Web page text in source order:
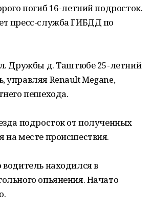
погиб 16-летний подросток.
пресс-служба ГИБДД по
Дружбы д. Таштюбе 25-летний
управляя Renault Megane,
пешехода.
подросток от полученных
на месте происшествия.
находился в
опьянения. Начато